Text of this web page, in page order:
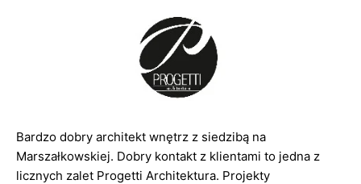
Bardzo dobry architekt wnętrz z siedzibą na
Marszałkowskiej. Dobry kontakt z klientami to jedna z
licznych zalet Progetti Architektura. Projekty